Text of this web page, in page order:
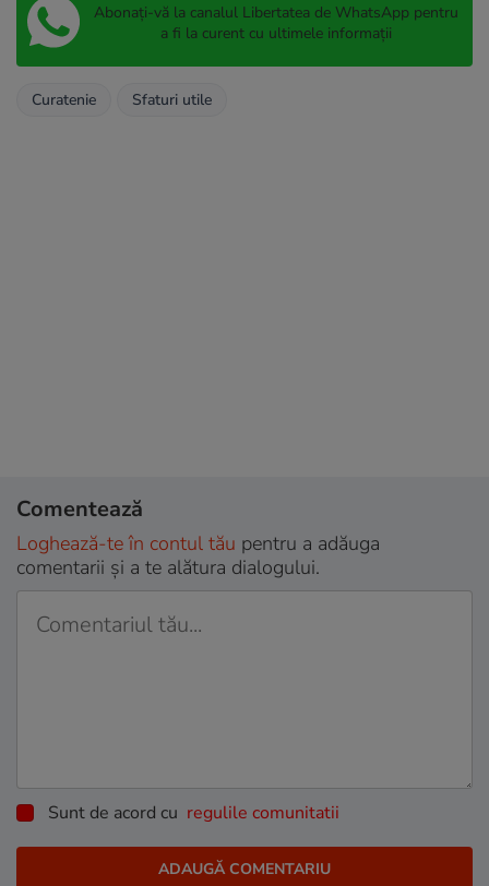
Abonați-vă la canalul Libertatea de WhatsApp pentru
a fi la curent cu ultimele informații
Curatenie Sfaturi utile
Comentează
Loghează-te în contul tău pentru a adăuga
comentarii și a te alătura dialogului.
Sunt de acord cu regulile comunitatii